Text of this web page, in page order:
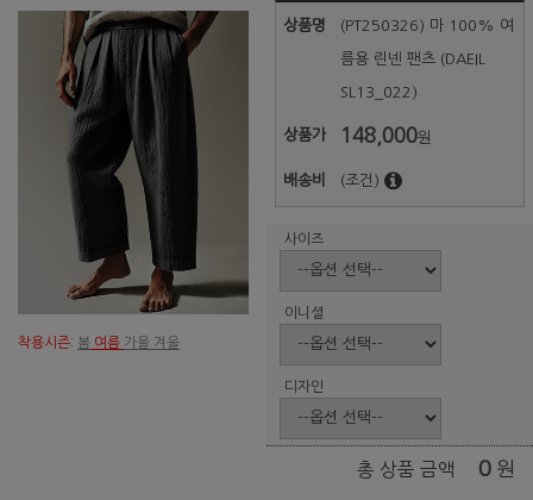
착용시즌: 봄 여름 가을 겨울
상품명 (PT250326) 마 100% 여
름용 린넨 팬츠 (DAEIL
SL13_022)
상품가 148,000원
배송비 (조건)
사이즈
이니셜
디자인
총 상품 금액 0 원